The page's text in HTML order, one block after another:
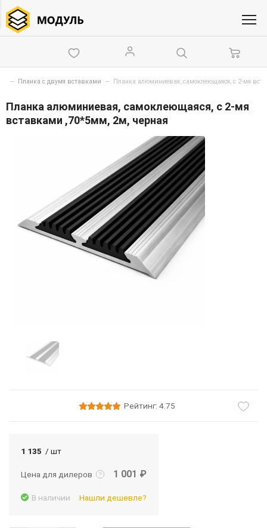
— Планка с двумя вставками —
Планка алюминиевая, самоклеющаяся, с 2-мя
вставками ,70*5мм, 2м, черная
Рейтинг: 4.75
1 135 / шт
Цена для дилеров
Подробнее
1 001 ₽
В наличии Нашли дешевле?